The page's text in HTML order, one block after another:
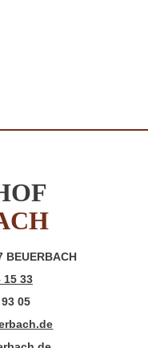
BEUERBACH
15 33
05